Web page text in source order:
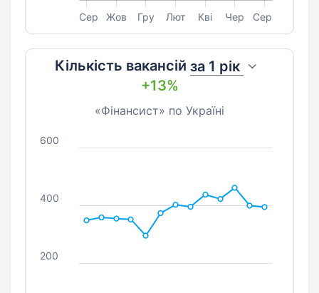
Сер Жов Гру Лют Кві Чер Сер
Кількість вакансій за 1 рік
+13%
«Фінансист» по Україні
200
400
600